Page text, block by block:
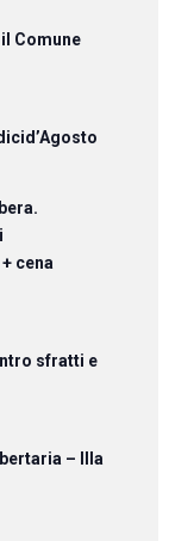
Comune
cena
sfratti e
– IIIa